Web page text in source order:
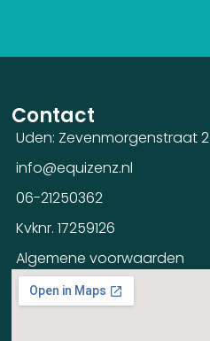
Contact
Uden: Zevenmorgenstraat 2
info@equizenz.nl
06-21250362
Kvknr. 17259126
Algemene voorwaarden